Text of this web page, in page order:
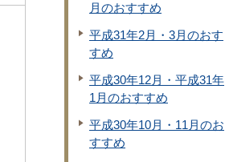
月のおすすめ
平成31年2月・3月のおす
すめ
平成30年12月・平成31年
1月のおすすめ
平成30年10月・11月のお
すすめ